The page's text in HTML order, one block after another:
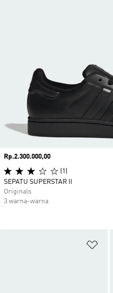
Harga
Rp.2.300.000,00
(1)
SEPATU SUPERSTAR II
Originals
3 warna-warna